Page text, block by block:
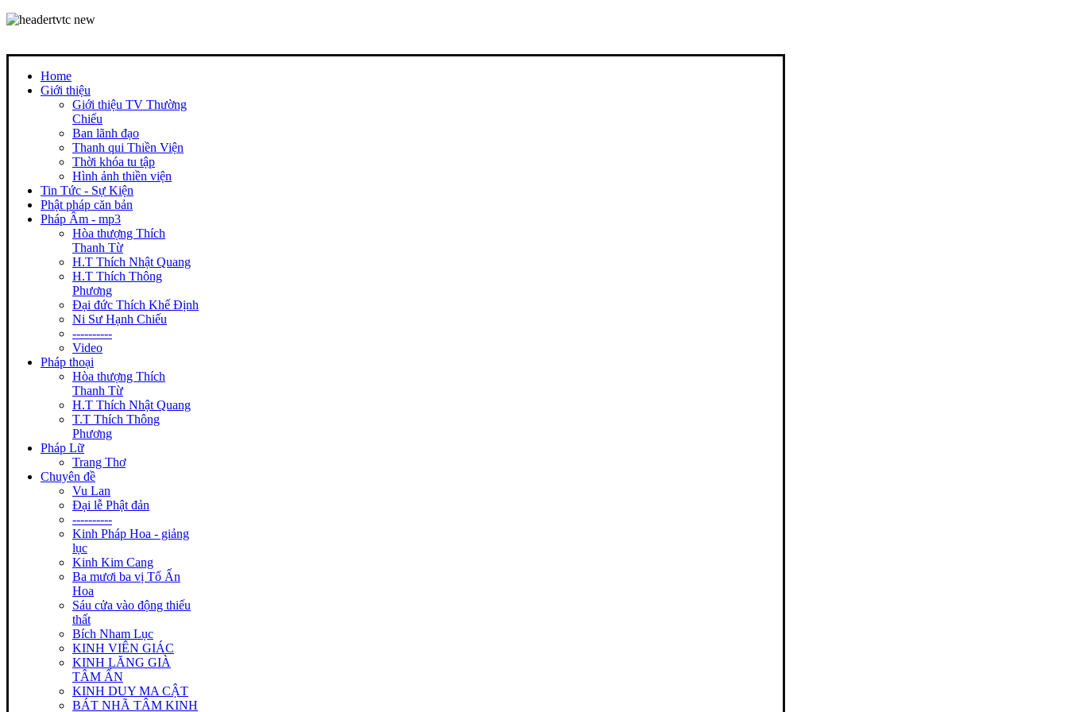
Home
Giới thiệu
Giới thiệu TV Thường
Chiếu
Ban lãnh đạo
Thanh qui Thiền Viện
Thời khóa tu tập
Hình ảnh thiền viện
Tin Tức - Sự Kiện
Phật pháp căn bản
Pháp Âm - mp3
Hòa thượng Thích
Thanh Từ
H.T Thích Nhật Quang
H.T Thích Thông
Phương
Đại đức Thích Khế Định
Ni Sư Hạnh Chiếu
----------
Video
Pháp thoại
Hòa thượng Thích
Thanh Từ
H.T Thích Nhật Quang
T.T Thích Thông
Phương
Pháp Lữ
Trang Thơ
Chuyên đề
Vu Lan
Đại lễ Phật đản
----------
Kinh Pháp Hoa - giảng
lục
Kinh Kim Cang
Ba mươi ba vị Tổ Ấn
Hoa
Sáu cửa vào động thiếu
thất
Bích Nham Lục
KINH VIÊN GIÁC
KINH LĂNG GIÀ
TÂM ẤN
KINH DUY MA CẬT
BÁT NHÃ TÂM KINH